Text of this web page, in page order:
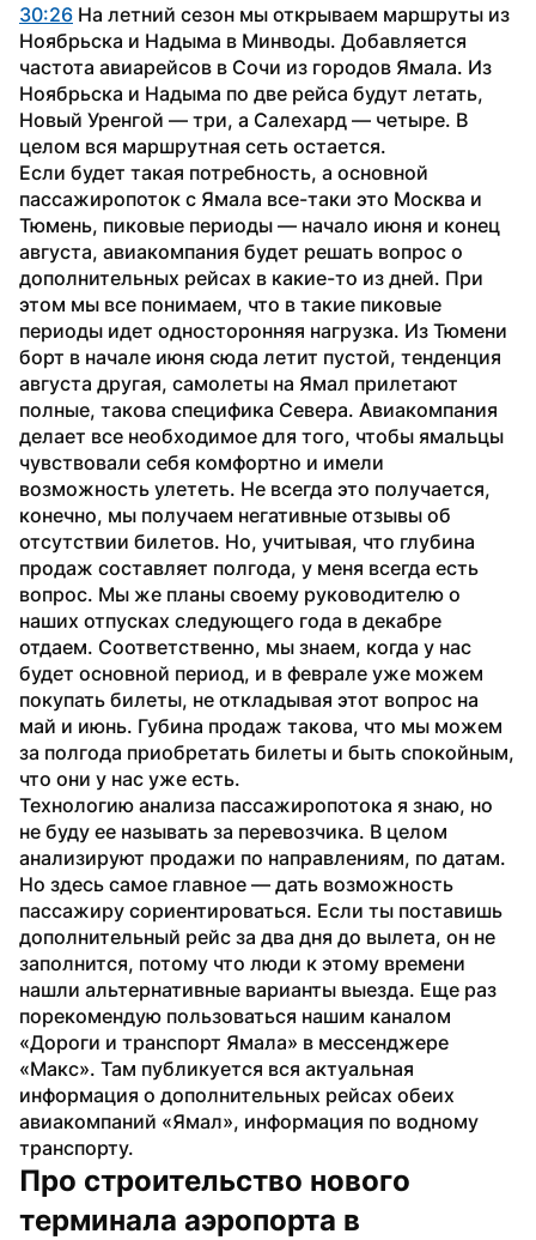
30:26 На летний сезон мы открываем маршруты из
Ноябрьска и Надыма в Минводы. Добавляется
частота авиарейсов в Сочи из городов Ямала. Из
Ноябрьска и Надыма по две рейса будут летать,
Новый Уренгой — три, а Салехард — четыре. В
целом вся маршрутная сеть остается.
Если будет такая потребность, а основной
пассажиропоток с Ямала все-таки это Москва и
Тюмень, пиковые периоды — начало июня и конец
августа, авиакомпания будет решать вопрос о
дополнительных рейсах в какие-то из дней. При
этом мы все понимаем, что в такие пиковые
периоды идет односторонняя нагрузка. Из Тюмени
борт в начале июня сюда летит пустой, тенденция
августа другая, самолеты на Ямал прилетают
полные, такова специфика Севера. Авиакомпания
делает все необходимое для того, чтобы ямальцы
чувствовали себя комфортно и имели
возможность улететь. Не всегда это получается,
конечно, мы получаем негативные отзывы об
отсутствии билетов. Но, учитывая, что глубина
продаж составляет полгода, у меня всегда есть
вопрос. Мы же планы своему руководителю о
наших отпусках следующего года в декабре
отдаем. Соответственно, мы знаем, когда у нас
будет основной период, и в феврале уже можем
покупать билеты, не откладывая этот вопрос на
май и июнь. Губина продаж такова, что мы можем
за полгода приобретать билеты и быть спокойным,
что они у нас уже есть.
Технологию анализа пассажиропотока я знаю, но
не буду ее называть за перевозчика. В целом
анализируют продажи по направлениям, по датам.
Но здесь самое главное — дать возможность
пассажиру сориентироваться. Если ты поставишь
дополнительный рейс за два дня до вылета, он не
заполнится, потому что люди к этому времени
нашли альтернативные варианты выезда. Еще раз
порекомендую пользоваться нашим каналом
«Дороги и транспорт Ямала» в мессенджере
«Макс». Там публикуется вся актуальная
информация о дополнительных рейсах обеих
авиакомпаний «Ямал», информация по водному
транспорту.
Про строительство нового
терминала аэропорта в